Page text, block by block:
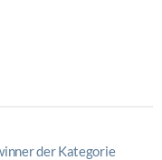
der Kategorie